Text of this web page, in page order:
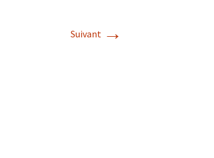
Suivant →